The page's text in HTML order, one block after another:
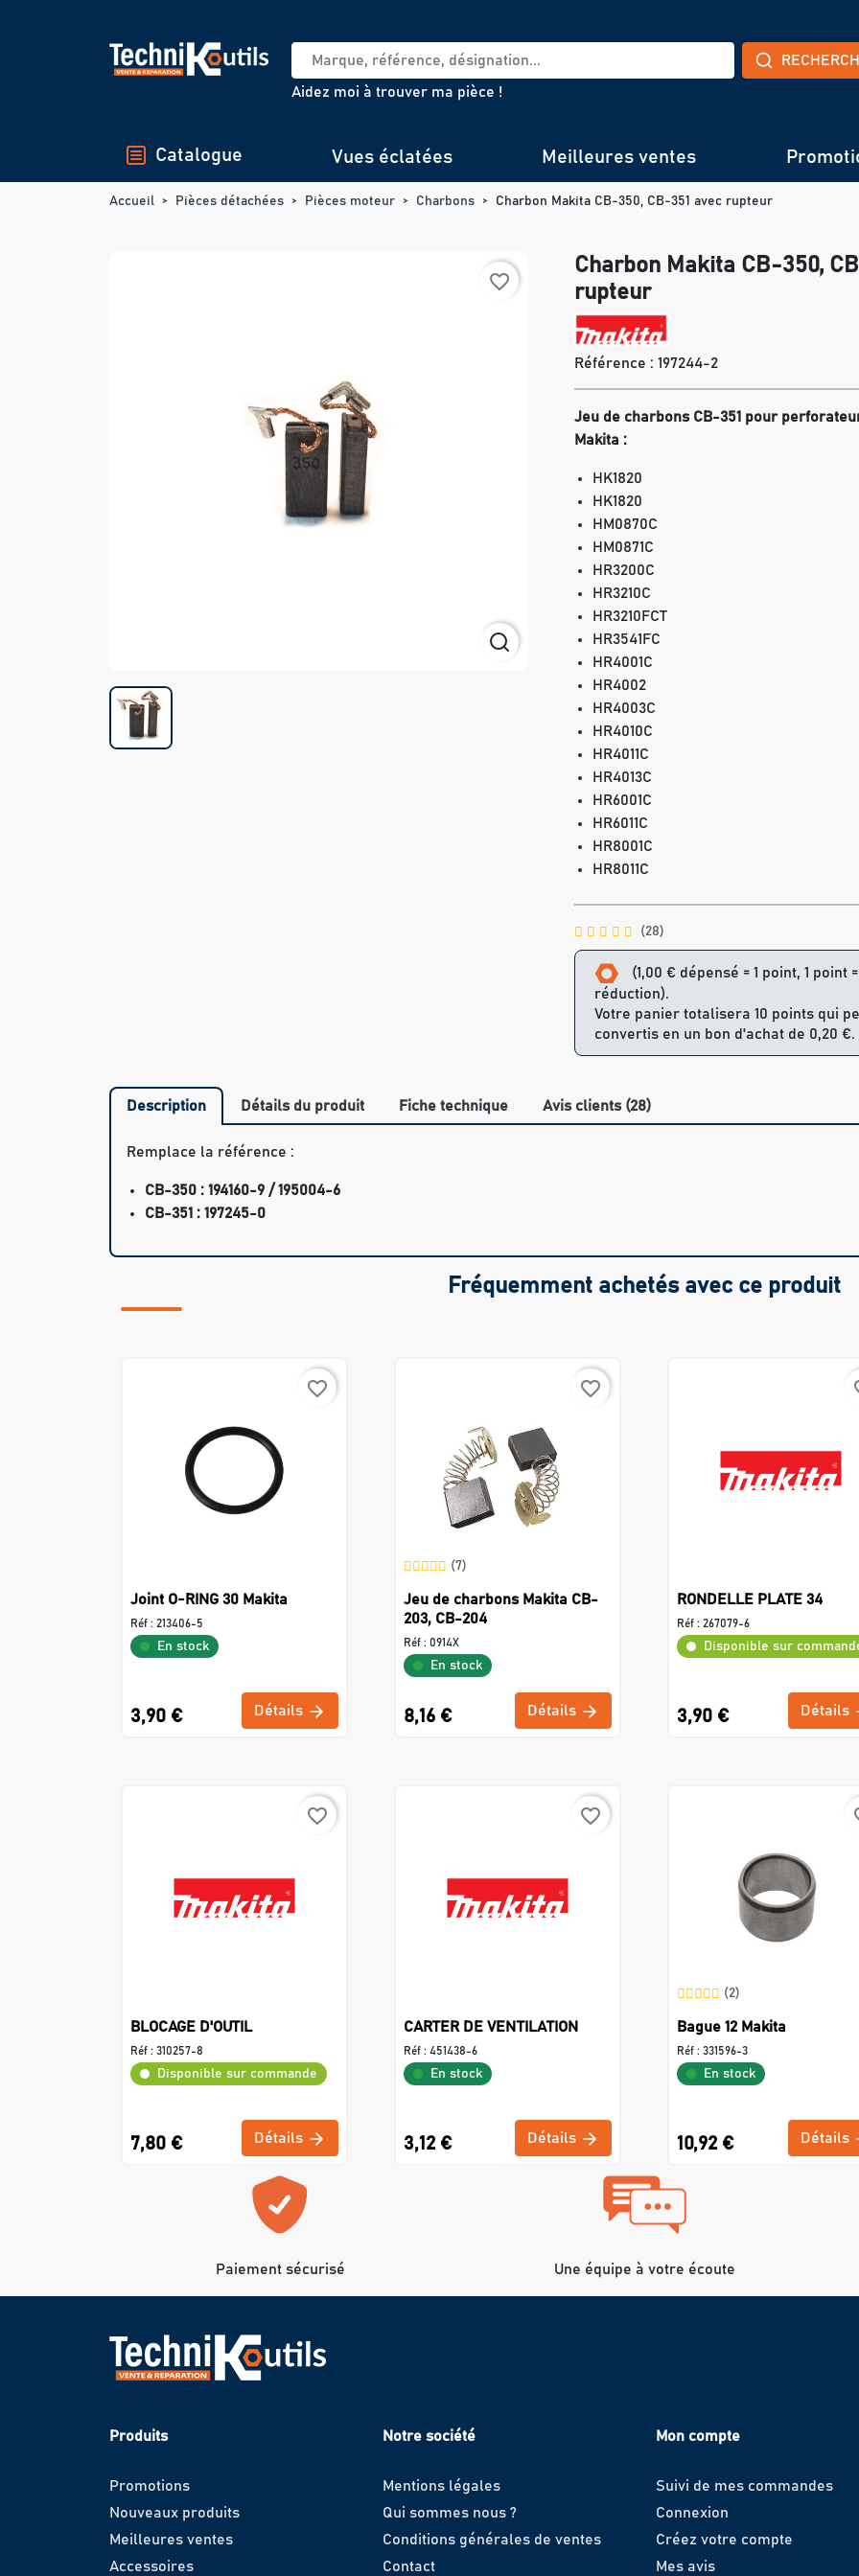
Aidez moi à trouver ma pièce !
Catalogue Vues éclatées Meilleures ventes
Accueil Pièces détachées Pièces moteur Charbons Charbon Makita CB-350, CB-351 avec rupteur
favorite_border
Charbon Makita CB-350,
rupteur
Référence : 197244-2
Jeu de charbons CB-351 pour
Makita :
HK1820
HK1820
HM0870C
HM0871C
HR3200C
HR3210C
HR3210FCT
HR3541FC
HR4001C
HR4002
HR4003C
HR4010C
HR4011C
HR4013C
HR6001C
HR6011C
HR8001C
HR8011C
(28)
(1,00 € dépensé = 1 point, 1 point
réduction).
Votre panier totalisera 10 points qui
convertis en un bon d'achat de 0,20 €.
Description Détails du produit Fiche technique Avis clients (28)
Remplace la référence :
CB-350 : 194160-9 / 195004-6
CB-351 : 197245-0
Fréquemment achetés avec ce produit
favorite_border
Joint O-RING 30 Makita
Réf : 213406-5
En stock
3,90 € Détails
favorite_border
(7)
Jeu de charbons Makita CB-
203, CB-204
Réf : 0914X
En stock
8,16 € Détails
RONDELLE PLATE 34
Réf : 267079-6
Disponible sur
3,90 € Détails
favorite_border
BLOCAGE D'OUTIL
Réf : 310257-8
Disponible sur commande
7,80 € Détails
favorite_border
CARTER DE VENTILATION
Réf : 451438-6
En stock
3,12 € Détails
(2)
Bague 12 Makita
Réf : 331596-3
En stock
10,92 € Détails
Paiement sécurisé Une équipe à votre écoute
Produits
Promotions
Nouveaux produits
Meilleures ventes
Accessoires
Notre société
Mentions légales
Qui sommes nous ?
Conditions générales de ventes
Contact
Mon compte
Suivi de mes commandes
Connexion
Créez votre compte
Mes avis